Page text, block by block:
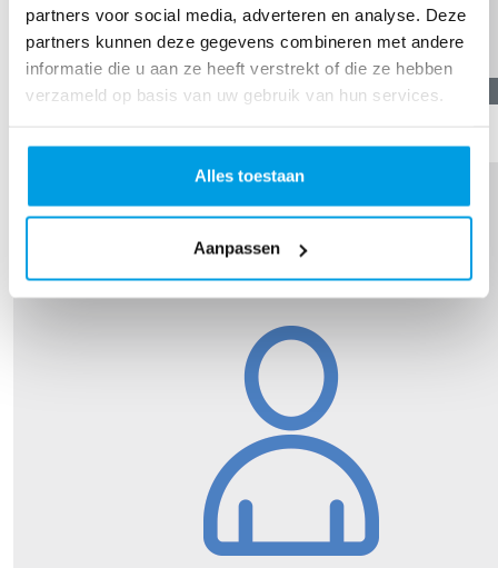
partners voor social media, adverteren en analyse. Deze
partners kunnen deze gegevens combineren met andere
informatie die u aan ze heeft verstrekt of die ze hebben
verzameld op basis van uw gebruik van hun services.
Alles toestaan
Aanpassen
16,19
Carlijn